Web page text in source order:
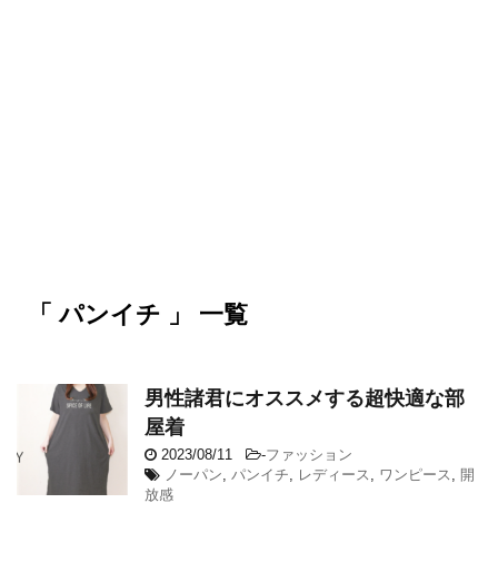
「 パンイチ 」 一覧
男性諸君にオススメする超快適な部
屋着
2023/08/11 -ファッション
ノーパン, パンイチ, レディース , ワンピース , 開
放感